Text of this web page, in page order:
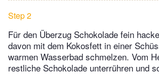
Step 2
Für den Überzug Schokolade fein
davon mit dem Kokosfett in einer
warmen Wasserbad schmelzen. Vom
restliche Schokolade unterrühren und